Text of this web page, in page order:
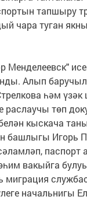
тапшыру
чара туган
Менделеевск"
Алып
һәм үзәк
төп
кыскача
башлыгы Игорь
паспорт
вакыйга
миграция
начальнигы